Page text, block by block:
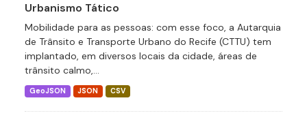
Urbanismo Tático
Mobilidade para as pessoas: com esse foco, a Autarquia
de Trânsito e Transporte Urbano do Recife (CTTU) tem
implantado, em diversos locais da cidade, áreas de
trânsito calmo,...
GeoJSON JSON CSV